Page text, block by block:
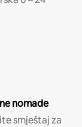
nomade
smještaj za